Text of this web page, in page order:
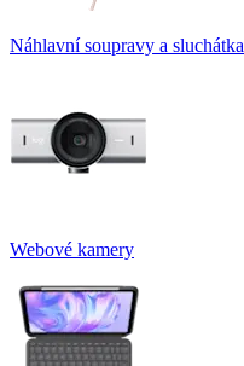
Náhlavní soupravy a sluchátka
Webové kamery